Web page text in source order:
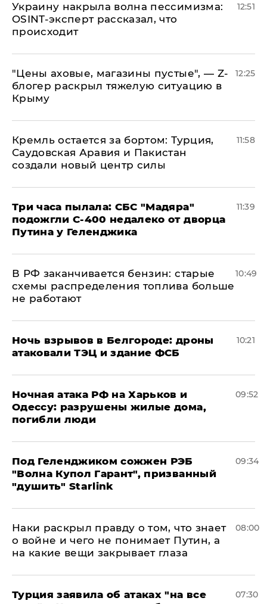
​Украину накрыла волна пессимизма:
OSINT-эксперт рассказал, что
происходит
12:51
​"Цены аховые, магазины пустые", — Z-
блогер раскрыл тяжелую ситуацию в
Крыму
12:25
​Кремль остается за бортом: Турция,
Саудовская Аравия и Пакистан
создали новый центр силы
11:58
Три часа пылала: СБС "Мадяра"
подожгли С-400 недалеко от дворца
Путина у Геленджика
11:39
​В РФ заканчивается бензин: старые
схемы распределения топлива больше
не работают
10:49
​Ночь взрывов в Белгороде: дроны
атаковали ТЭЦ и здание ФСБ
10:21
​Ночная атака РФ на Харьков и
Одессу: разрушены жилые дома,
погибли люди
09:52
Под Геленджиком сожжен РЭБ
"Волна Купол Гарант", призванный
"душить" Starlink
09:34
Наки раскрыл правду о том, что знает
о войне и чего не понимает Путин, а
на какие вещи закрывает глаза
08:00
Турция заявила об атаках "на все
07:30